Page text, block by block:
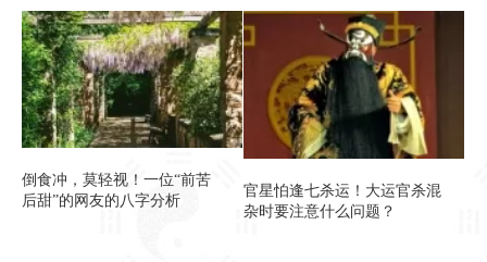
倒食冲，莫轻视！一位“前苦
后甜”的网友的八字分析
官星怕逢七杀运！大运官杀混
杂时要注意什么问题？